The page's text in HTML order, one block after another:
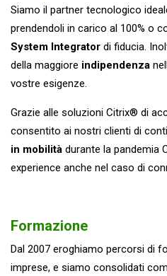
Siamo il partner tecnologico
prendendoli in carico al 100% o
System Integrator di fiducia.
della maggiore indipendenza
vostre esigenze.
Grazie alle soluzioni Citrix® di
consentito ai nostri clienti di
in mobilità durante la pandemia
experience anche nel caso di
Formazione
Dal 2007 eroghiamo percorsi di
imprese, e siamo consolidati